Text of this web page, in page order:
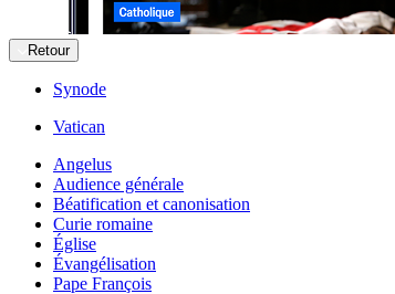
Retour
Synode
Vatican
Angelus
Audience générale
Béatification et canonisation
Curie romaine
Église
Évangélisation
Pape François